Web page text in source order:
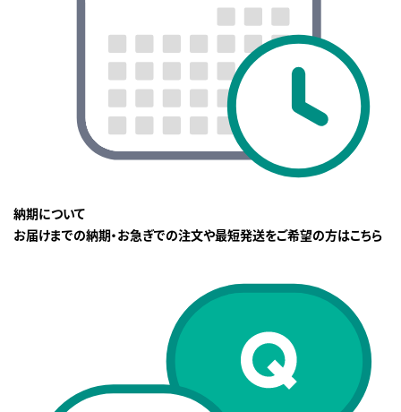
納期について
お届けまでの納期・お急ぎでの注文や最短発送をご希望の方はこちら